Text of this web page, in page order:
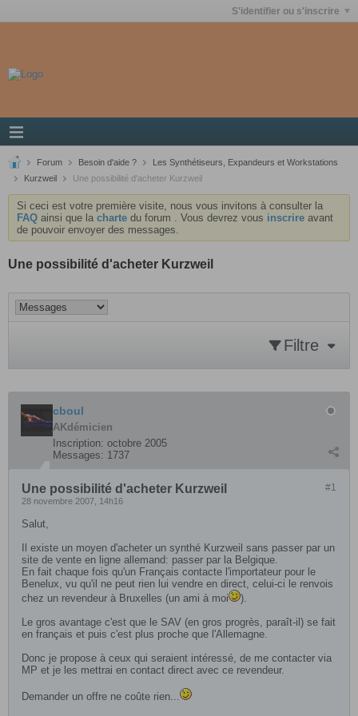
S'identifier ou s'inscrire
Forum Besoin d'aide ?
Les Synthétiseurs, Expandeurs et Workstations
Kurzweil
Une possibilité d'acheter Kurzweil
Si ceci est votre première visite, nous vous invitons à consulter la
FAQ ainsi que la charte du forum . Vous devrez vous inscrire avant
de pouvoir envoyer des messages.
Une possibilité d'acheter Kurzweil
Filtre
cboul
AKdémicien
Inscription: octobre 2005
Messages: 1737
#1
Une possibilité d'acheter Kurzweil
28 novembre 2007, 14h16
Salut,
Il existe un moyen d'acheter un synthé Kurzweil sans passer par un
site de vente en ligne allemand: passer par la Belgique.
En fait chaque fois qu'un Français contacte l'importateur pour le
Benelux, vu qu'il ne peut rien lui vendre en direct, celui-ci le renvois
chez un revendeur à Bruxelles (un ami à moi
).
Le gros avantage c'est que le SAV (en gros progrès, paraît-il) se fait
en français et puis c'est plus proche que l'Allemagne.
Donc je propose à ceux qui seraient intéressé, de me contacter via
MP et je les mettrai en contact direct avec ce revendeur.
Demander un offre ne coûte rien...